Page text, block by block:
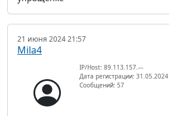
21 июня 2024 21:57
Mila4
IP/Host: 89.113.157.---
Дата регистрации: 31.05.2024
Сообщений: 57